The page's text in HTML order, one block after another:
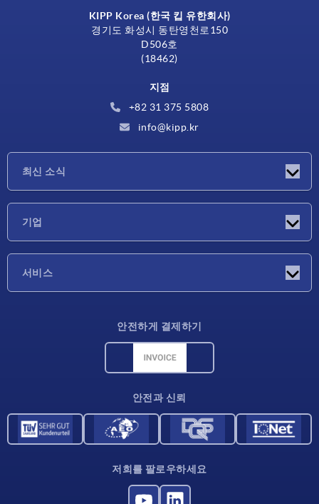
KIPP Korea (한국 킵 유한회사)
경기도 화성시 동탄영천로150
D506호
(18462)
지점
+82 31 375 5808
info@kipp.kr
최신 소식
기업
서비스
안전하게 결제하기
안전과 신뢰
저희를 팔로우하세요